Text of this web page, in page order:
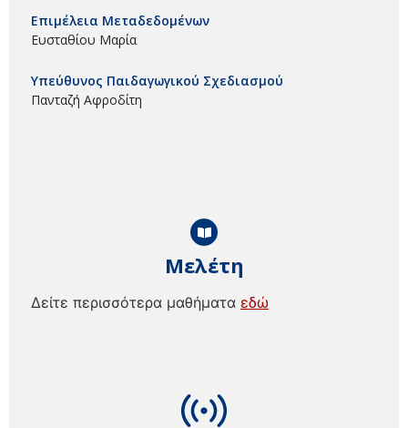
Μελέτη
Δείτε περισσότερα μαθήματα εδώ
Επιμέλεια Μεταδεδομένων
Ευσταθίου Μαρία
Υπεύθυνος Παιδαγωγικού Σχεδιασμού
Πανταζή Αφροδίτη